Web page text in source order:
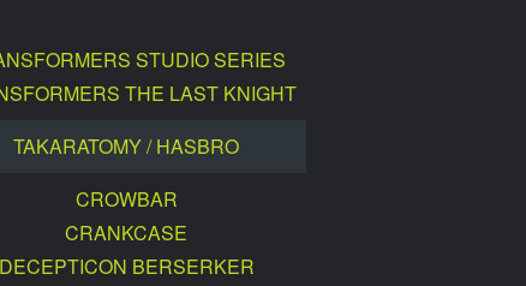
STUDIO SERIES
THE LAST KNIGHT
TAKARATOMY / HASBRO
CROWBAR
CRANKCASE
DECEPTICON BERSERKER